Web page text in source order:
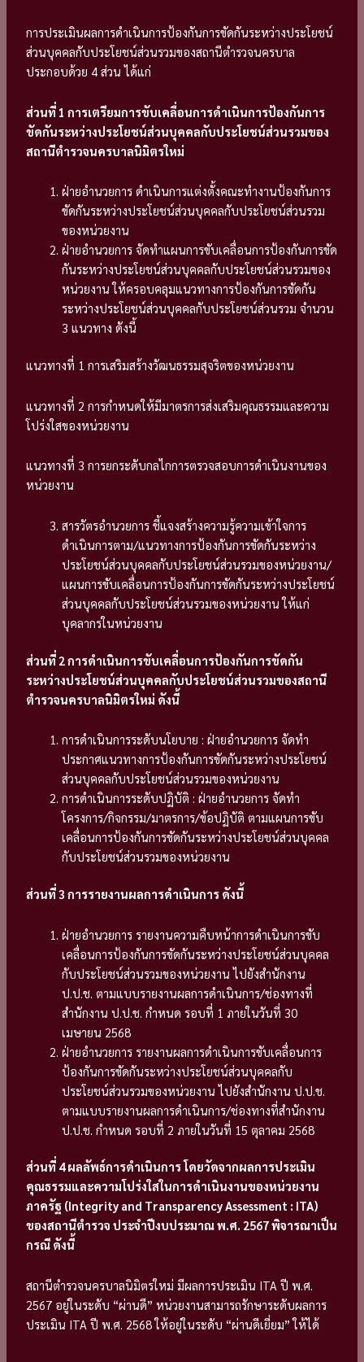
การประเมินผลการดำเนินการป้องกันการขัดกันระหว่างประโยชน์
ส่วนบุคคลกับประโยชน์ส่วนรวมของสถานีตำรวจนครบาล
ประกอบด้วย 4 ส่วน ได้แก่
ส่วนที่ 1 การเตรียมการขับเคลื่อนการดำเนินการป้องกันการ
ขัดกันระหว่างประโยชน์ส่วนบุคคลกับประโยชน์ส่วนรวมของ
สถานีตำรวจนครบาลนิมิตรใหม่
ฝ่ายอำนวยการ ดำเนินการแต่งตั้งคณะทำงานป้องกันการ
ขัดกันระหว่างประโยชน์ส่วนบุคคลกับประโยชน์ส่วนรวม
ของหน่วยงาน
ฝ่ายอำนวยการ จัดทำแผนการขับเคลื่อนการป้องกันการขัด
กันระหว่างประโยชน์ส่วนบุคคลกับประโยชน์ส่วนรวมของ
หน่วยงาน ให้ครอบคลุมแนวทางการป้องกันการขัดกัน
ระหว่างประโยชน์ส่วนบุคคลกับประโยชน์ส่วนรวม จำนวน
3 แนวทาง ดังนี้
แนวทางที่ 1 การเสริมสร้างวัฒนธรรมสุจริตของหน่วยงาน
แนวทางที่ 2 การกำหนดให้มีมาตรการส่งเสริมคุณธรรมและความ
โปร่งใสของหน่วยงาน
แนวทางที่ 3 การยกระดับกลไกการตรวจสอบการดำเนินงานของ
หน่วยงาน
สารวัตรอำนวยการ ชี้แจงสร้างความรู้ความเข้าใจการ
ดำเนินการตาม/แนวทางการป้องกันการขัดกันระหว่าง
ประโยชน์ส่วนบุคคลกับประโยชน์ส่วนรวมของหน่วยงาน/
แผนการขับเคลื่อนการป้องกันการขัดกันระหว่างประโยชน์
ส่วนบุคคลกับประโยชน์ส่วนรวมของหน่วยงาน ให้แก่
บุคลากรในหน่วยงาน
ส่วนที่ 2 การดำเนินการขับเคลื่อนการป้องกันการขัดกัน
ระหว่างประโยชน์ส่วนบุคคลกับประโยชน์ส่วนรวมของสถานี
ตำรวจนครบาลนิมิตรใหม่ ดังนี้
การดำเนินการระดับนโยบาย : ฝ่ายอำนวยการ จัดทำ
ประกาศแนวทางการป้องกันการขัดกันระหว่างประโยชน์
ส่วนบุคคลกับประโยชน์ส่วนรวมของหน่วยงาน
การดำเนินการระดับปฏิบัติ : ฝ่ายอำนวยการ จัดทำ
โครงการ/กิจกรรม/มาตรการ/ข้อปฏิบัติ ตามแผนการขับ
เคลื่อนการป้องกันการขัดกันระหว่างประโยชน์ส่วนบุคคล
กับประโยชน์ส่วนรวมของหน่วยงาน
ส่วนที่ 3 การรายงานผลการดำเนินการ ดังนี้
ฝ่ายอำนวยการ รายงานความคืบหน้าการดำเนินการขับ
เคลื่อนการป้องกันการขัดกันระหว่างประโยชน์ส่วนบุคคล
กับประโยชน์ส่วนรวมของหน่วยงาน ไปยังสำนักงาน
ป.ป.ช. ตามแบบรายงานผลการดำเนินการ/ช่องทางที่
สำนักงาน ป.ป.ช. กำหนด รอบที่ 1 ภายในวันที่ 30
เมษายน 2568
ฝ่ายอำนวยการ รายงานผลการดำเนินการขับเคลื่อนการ
ป้องกันการขัดกันระหว่างประโยชน์ส่วนบุคคลกับ
ประโยชน์ส่วนรวมของหน่วยงาน ไปยังสำนักงาน ป.ป.ช.
ตามแบบรายงานผลการดำเนินการ/ช่องทางที่สำนักงาน
ป.ป.ช. กำหนด รอบที่ 2 ภายในวันที่ 15 ตุลาคม 2568
ส่วนที่ 4 ผลลัพธ์การดำเนินการ โดยวัดจากผลการประเมิน
คุณธรรมและความโปร่งใสในการดำเนินงานของหน่วยงาน
ภาครัฐ (Integrity and Transparency Assessment : ITA)
ของสถานีตำรวจ ประจำปีงบประมาณ พ.ศ. 2567 พิจารณาเป็น
กรณี ดังนี้
สถานีตำรวจนครบาลนิมิตรใหม่ มีผลการประเมิน ITA ปี พ.ศ.
2567 อยู่ในระดับ “ผ่านดี” หน่วยงานสามารถรักษาระดับผลการ
ประเมิน ITA ปี พ.ศ. 2568 ให้อยู่ในระดับ “ผ่านดีเยี่ยม” ให้ได้